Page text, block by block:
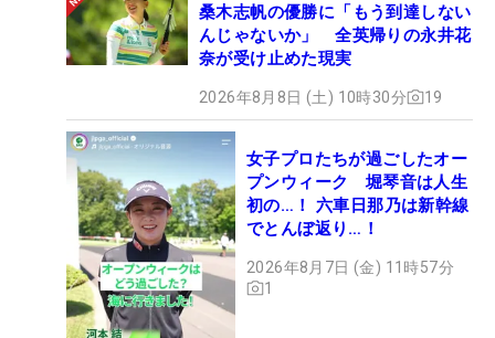
す。部屋ではゴルフ以外のことをやることが多い。
帰ったらゴルフのことは考えないようにしていま
スは現在パ・リーグの首位を快走中。“オリ姫”にと
っては、なによりの力になる。
2位と2打差のトータル5アンダー・単独首位で決勝
ラウンドに進んだ。「スタートダッシュに成功した
ので、2日目は楽な気持ちで回れました」と肝も据
わっている。昨年は下部ツアーながら3勝を挙げ
た。アンダーパーがわずかに8人という厳しい戦い
桑木志帆の優勝に「もう到達しない
んじゃないか」 全英帰りの永井花
奈が受け止めた現実
2026年8月8日 (土) 10時30分 19
女子プロたちが過ごしたオー
プンウィーク 堀琴音は人生
初の…！ 六車日那乃は新幹線
でとんぼ返り…！
2026年8月7日 (金) 11時57分
1